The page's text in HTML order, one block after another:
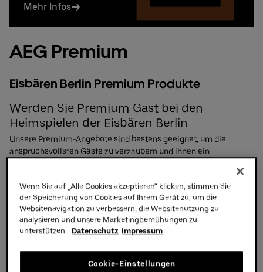
Partner
Mehr Infos
AEG Premium
Eisbären Berlin Premium Produkte
Werden Sie Premium Gast bei den
Heimspielen der Eisbären Berlin
Unsere Premium-Angebote sind bestens geeignet, um die
anspruchsvollsten Gäste zu verzaubern und ihnen ein
Ticket nutzen Sie den separaten Premium Eingang und haben
Zugang zur exklusivenPremium Lounge.
Mehr zu den einzelnen Paketen in der Übersicht:
Wenn Sie auf „Alle Cookies akzeptieren“ klicken, stimmen Sie
der Speicherung von Cookies auf Ihrem Gerät zu, um die
Websitenavigation zu verbessern, die Websitenutzung zu
analysieren und unsere Marketingbemühungen zu
unterstützen.
Datenschutz Impressum
Cookie-Einstellungen